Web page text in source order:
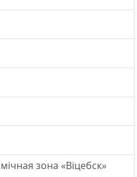
зона «Вiцебск»